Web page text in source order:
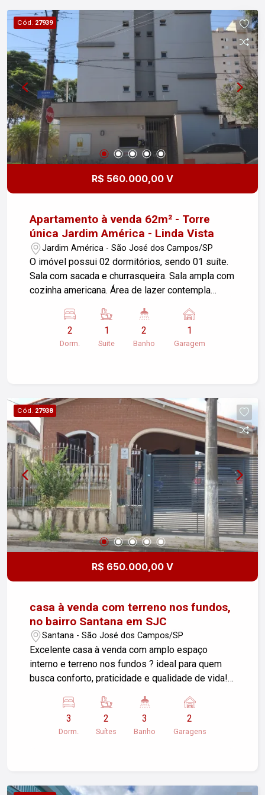
Cód. 27939
R$ 560.000,00 V
Apartamento à venda 62m² - Torre
única Jardim América - Linda Vista
Jardim América - São José dos Campos/SP
O imóvel possui 02 dormitórios, sendo 01 suíte.
Sala com sacada e churrasqueira. Sala ampla com
cozinha americana. Área de lazer contempla
market place. Piso laminado. Linda Vista e sol da
excelente oportunidade!
2
Dorm.
1
Suite
2
Banho
1
Garagem
Cód. 27938
R$ 650.000,00 V
casa à venda com terreno nos fundos,
no bairro Santana em SJC
Santana - São José dos Campos/SP
Excelente casa à venda com amplo espaço
interno e terreno nos fundos ? ideal para quem
busca conforto, praticidade e qualidade de vida!
de área construída, com ambientes bem
distribuídos, espaçosos e ventilados. A casa
conta com: 3 dormitórios amplos, sendo 2 suítes
receber família e amigos; Cozinha espaçosa com
3
Dorm.
2
Suítes
3
Banho
2
Garagens